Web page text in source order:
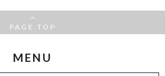
PAGE TOP
MENU